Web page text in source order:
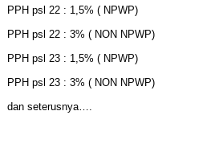
PPH psl 22 : 1,5% ( NPWP)
PPH psl 22 : 3% ( NON NPWP)
PPH psl 23 : 1,5% ( NPWP)
PPH psl 23 : 3% ( NON NPWP)
dan seterusnya….